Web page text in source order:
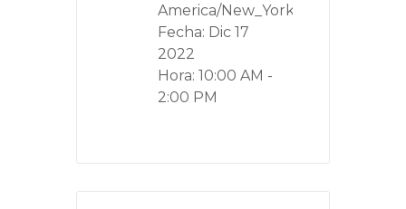
America/New_York
Fecha: Dic 17
2022
Hora: 10:00 AM -
2:00 PM